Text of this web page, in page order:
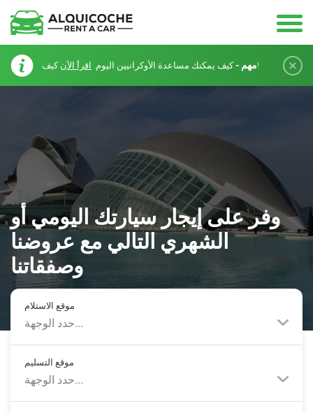
مهم -كيف يمكنك مساعدة الأوكرانيين اليوم. اقرأ الآن كيف!
وفر على إيجار سيارتك اليومي أو
الشهري التالي مع عروضنا
وصفقاتنا
موقع الاستلام
حدد الوجهة...
موقع التسليم
حدد الوجهة...